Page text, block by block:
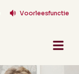
Voorleesfunctie